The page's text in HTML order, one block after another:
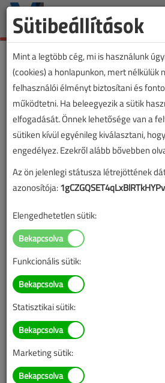
VL
Villanyszerelők Lapja
februári lapszám
A lapszám megvásárlásával
lapszám cikkeihez és pdf
lapszámot. A sikeres online
azonnal aktiválódik a hozzáférés a
hozzáférése nem évül el.
A rendeléshez kérjük, lépjen be!
Illetve, ha még nem tette meg, kérjük,
Tudnivalók az online
Sütibeállítások
Mint a legtöbb cég, mi is használunk
(cookies) a honlapunkon, mert nélkülük
felhasználói élményt biztosítani és
működtetni. Ha beleegyezik a sütik
elfogadását. Önnek lehetősége van a
sütiken kívül egyénileg kiválasztani,
engedélyez. Ezekről alább bővebben
Az ön jelenlegi státusza létrejöttének
azonosítója:
Elengedhetetlen sütik:
Funkcionális sütik:
Statisztikai sütik:
Marketing sütik: